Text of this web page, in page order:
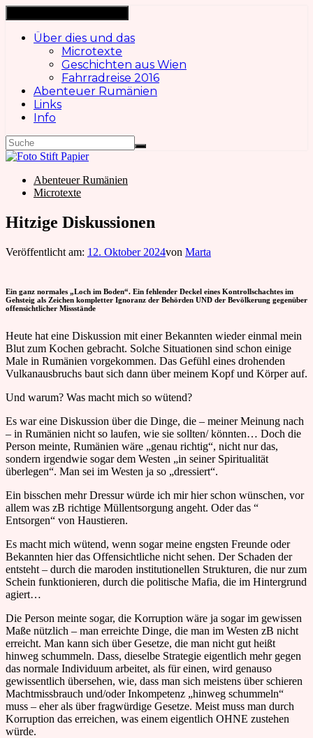
Über dies und das
Microtexte
Geschichten aus Wien
Fahrradreise 2016
Abenteuer Rumänien
Links
Info
Abenteuer Rumänien
Microtexte
Hitzige Diskussionen
Veröffentlicht am: 12. Oktober 2024von Marta
Ein ganz normales „Loch im Boden“. Ein fehlender Deckel eines Kontrollschachtes im
Gehsteig als Zeichen kompletter Ignoranz der Behörden UND der Bevölkerung gegenüber
offensichtlicher Missstände
Heute hat eine Diskussion mit einer Bekannten wieder einmal mein
Blut zum Kochen gebracht. Solche Situationen sind schon einige
Male in Rumänien vorgekommen. Das Gefühl eines drohenden
Vulkanausbruchs baut sich dann über meinem Kopf und Körper auf.
Und warum? Was macht mich so wütend?
Es war eine Diskussion über die Dinge, die – meiner Meinung nach
– in Rumänien nicht so laufen, wie sie sollten/ könnten… Doch die
Person meinte, Rumänien wäre „genau richtig“, nicht nur das,
sondern irgendwie sogar dem Westen „in seiner Spiritualität
überlegen“. Man sei im Westen ja so „dressiert“.
Ein bisschen mehr Dressur würde ich mir hier schon wünschen, vor
allem was zB richtige Müllentsorgung angeht. Oder das “
Entsorgen“ von Haustieren.
Es macht mich wütend, wenn sogar meine engsten Freunde oder
Bekannten hier das Offensichtliche nicht sehen. Der Schaden der
entsteht – durch die maroden institutionellen Strukturen, die nur zum
Schein funktionieren, durch die politische Mafia, die im Hintergrund
agiert…
Die Person meinte sogar, die Korruption wäre ja sogar im gewissen
Maße nützlich – man erreichte Dinge, die man im Westen zB nicht
erreicht. Man kann sich über Gesetze, die man nicht gut heißt
hinweg schummeln. Dass, dieselbe Strategie eigentlich mehr gegen
das normale Individuum arbeitet, als für einen, wird genauso
gewissentlich übersehen, wie, dass man sich meistens über schieren
Machtmissbrauch und/oder Inkompetenz „hinweg schummeln“
muss – eher als über fragwürdige Gesetze. Meist muss man durch
Korruption das erreichen, was einem eigentlich OHNE zustehen
würde.